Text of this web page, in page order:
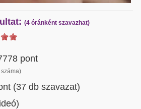
(4 óránként szavazhat)
pont
(37 db szavazat)